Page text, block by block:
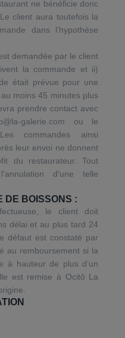
ne bénéficie donc
client aura toutefois la
dans l’hypothèse
demandée par le client
la commande et ii)
était prévue pour une
moins 45 minutes plus
prendre contact avec
galerie.com ou le
commandes ainsi
leur envoi ne donnent
du restaurateur. Tout
d'une telle
DE BOISSONS :
le client doit
délai et au plus tard 24
défaut est constaté par
au remboursement si la
à hauteur de plus d’un
est remise à Ocitô La